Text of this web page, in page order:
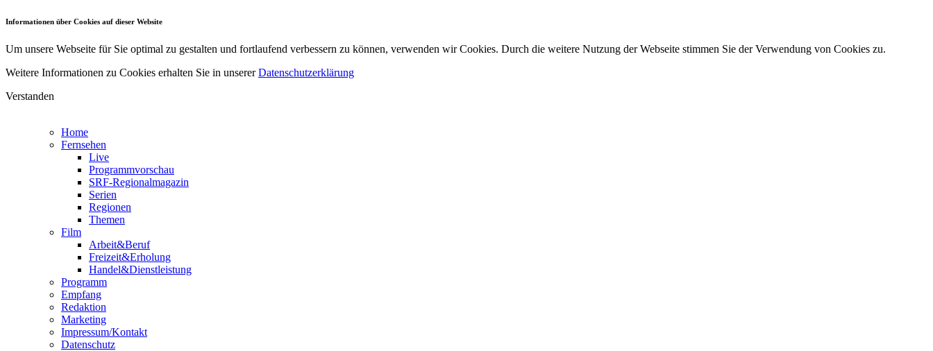
Informationen über Cookies auf dieser Website
Um unsere Webseite für Sie optimal zu gestalten und fortlaufend verbessern zu können, verwenden wir Cookies. Durch die weitere Nutzung der Webseite stimmen Sie der Verwendung von Cookies zu.
Weitere Informationen zu Cookies erhalten Sie in unsererDatenschutzerklärung
Verstanden
Home
Fernsehen
Live
Programmvorschau
SRF-Regionalmagazin
Serien
Regionen
Themen
Film
Arbeit&Beruf
Freizeit&Erholung
Handel&Dienstleistung
Programm
Empfang
Redaktion
Marketing
Impressum/Kontakt
Datenschutz